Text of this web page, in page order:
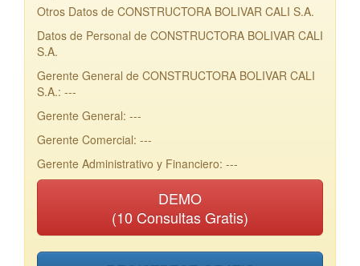
Otros Datos de CONSTRUCTORA BOLIVAR CALI S.A.
Datos de Personal de CONSTRUCTORA BOLIVAR CALI
S.A.
Gerente General de CONSTRUCTORA BOLIVAR CALI
S.A.: ---
Gerente General: ---
Gerente Comercial: ---
Gerente Administrativo y Financiero: ---
DEMO
(10 Consultas Gratis)